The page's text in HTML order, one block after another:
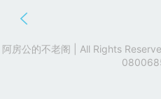
阿房公的不老阁 | All Rights